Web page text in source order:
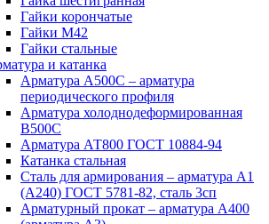
Гайки корончатые
Гайки М42
Гайки стальные
и катанка
Арматура А500С – арматура
периодического профиля
Арматура холоднодеформированная
В500С
Арматура АТ800 ГОСТ 10884-94
Катанка стальная
Сталь для армирования – арматура А1
(А240) ГОСТ 5781-82, сталь 3сп
Арматурный прокат – арматура А400